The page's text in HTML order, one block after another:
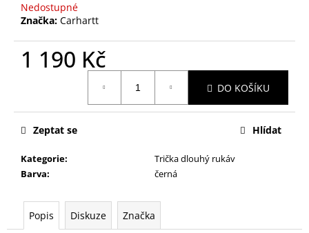
Nedostupné
Značka: Carhartt
1 190 Kč
DO KOŠÍKU
Kategorie:
Trička dlouhý rukáv
Barva: černá
Zeptat se Hlídat
Popis Diskuze Značka